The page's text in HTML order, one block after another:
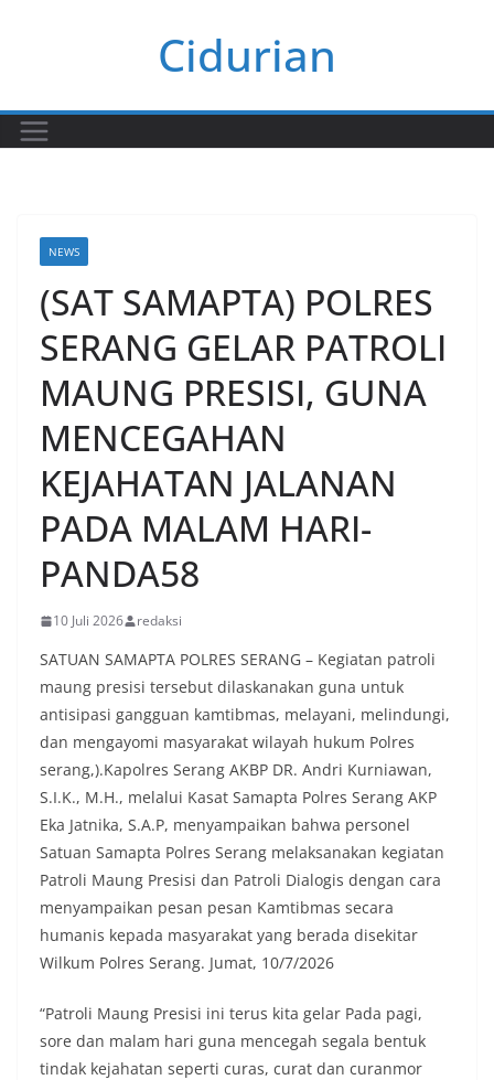
Cidurian
NEWS
(SAT SAMAPTA) POLRES
SERANG GELAR PATROLI
MAUNG PRESISI, GUNA
MENCEGAHAN
KEJAHATAN JALANAN
PADA MALAM HARI-
PANDA58
10 Juli 2026 redaksi
SATUAN SAMAPTA POLRES SERANG – Kegiatan patroli
maung presisi tersebut dilaskanakan guna untuk
antisipasi gangguan kamtibmas, melayani, melindungi,
dan mengayomi masyarakat wilayah hukum Polres
serang,).Kapolres Serang AKBP DR. Andri Kurniawan,
S.I.K., M.H., melalui Kasat Samapta Polres Serang AKP
Eka Jatnika, S.A.P, menyampaikan bahwa personel
Satuan Samapta Polres Serang melaksanakan kegiatan
Patroli Maung Presisi dan Patroli Dialogis dengan cara
menyampaikan pesan pesan Kamtibmas secara
humanis kepada masyarakat yang berada disekitar
Wilkum Polres Serang. Jumat, 10/7/2026
“Patroli Maung Presisi ini terus kita gelar Pada pagi,
sore dan malam hari guna mencegah segala bentuk
tindak kejahatan seperti curas, curat dan curanmor